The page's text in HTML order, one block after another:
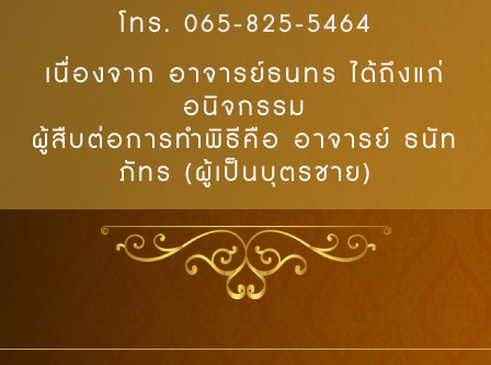
โทร. 065-825-5464
เนื่องจาก อาจารย์ธนทร ได้ถึงแก่
อนิจกรรม
ผู้สืบต่อการทำพิธีคือ อาจารย์ ธนัท
ภัทร (ผู้เป็นบุตรชาย)